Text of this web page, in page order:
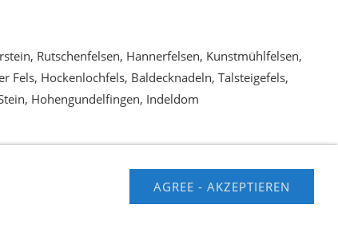
Rutschenfelsen, Hannerfelsen, Kunstmühlfelsen,
Fels, Hockenlochfels, Baldecknadeln, Talsteigefels,
Hohengundelfingen, Indeldom
AGREE - AKZEPTIEREN